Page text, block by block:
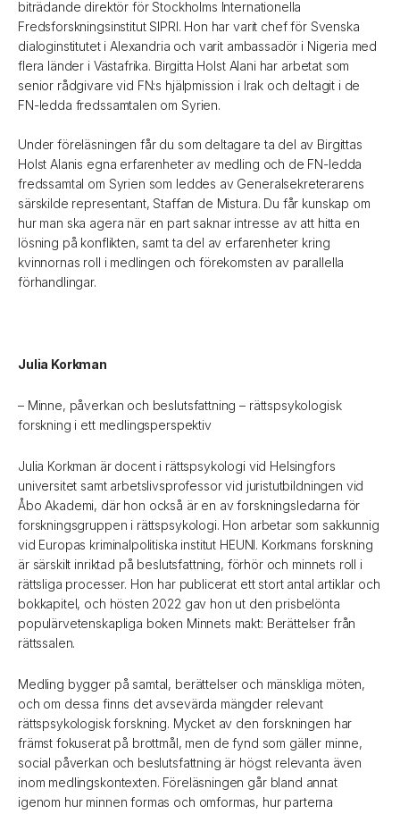
biträdande direktör för Stockholms Internationella
Fredsforskningsinstitut SIPRI. Hon har varit chef för Svenska
dialoginstitutet i Alexandria och varit ambassadör i Nigeria med
flera länder i Västafrika. Birgitta Holst Alani har arbetat som
senior rådgivare vid FN:s hjälpmission i Irak och deltagit i de
FN-ledda fredssamtalen om Syrien.
Under föreläsningen får du som deltagare ta del av Birgittas
Holst Alanis egna erfarenheter av medling och de FN-ledda
fredssamtal om Syrien som leddes av Generalsekreterarens
särskilde representant, Staffan de Mistura. Du får kunskap om
hur man ska agera när en part saknar intresse av att hitta en
lösning på konflikten, samt ta del av erfarenheter kring
kvinnornas roll i medlingen och förekomsten av parallella
förhandlingar.
Julia Korkman
– Minne, påverkan och beslutsfattning – rättspsykologisk
forskning i ett medlingsperspektiv
Julia Korkman är docent i rättspsykologi vid Helsingfors
universitet samt arbetslivsprofessor vid juristutbildningen vid
Åbo Akademi, där hon också är en av forskningsledarna för
forskningsgruppen i rättspsykologi. Hon arbetar som sakkunnig
vid Europas kriminalpolitiska institut HEUNI. Korkmans forskning
är särskilt inriktad på beslutsfattning, förhör och minnets roll i
rättsliga processer. Hon har publicerat ett stort antal artiklar och
bokkapitel, och hösten 2022 gav hon ut den prisbelönta
populärvetenskapliga boken Minnets makt: Berättelser från
rättssalen.
Medling bygger på samtal, berättelser och mänskliga möten,
och om dessa finns det avsevärda mängder relevant
rättspsykologisk forskning. Mycket av den forskningen har
främst fokuserat på brottmål, men de fynd som gäller minne,
social påverkan och beslutsfattning är högst relevanta även
inom medlingskontexten. Föreläsningen går bland annat
igenom hur minnen formas och omformas, hur parterna